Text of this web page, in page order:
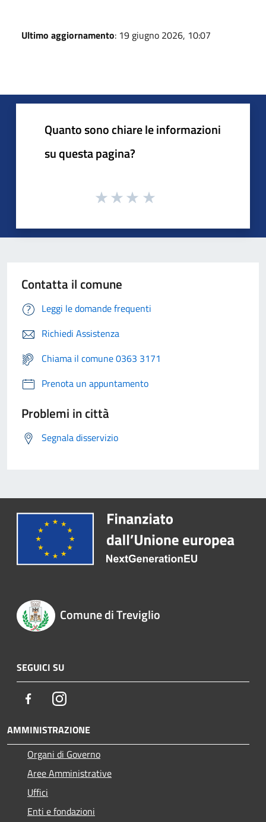
Ultimo aggiornamento: 19 giugno 2026, 10:07
Quanto sono chiare le informazioni
su questa pagina?
Contatta il comune
Leggi le domande frequenti
Richiedi Assistenza
Chiama il comune 0363 3171
Prenota un appuntamento
Problemi in città
Segnala disservizio
Comune di Treviglio
SEGUICI SU
FacebookInstagram
AMMINISTRAZIONE
Organi di Governo
Aree Amministrative
Uffici
Enti e fondazioni